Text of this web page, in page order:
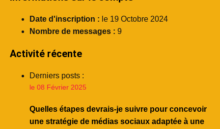
Date d'inscription : le 19 Octobre 2024
Nombre de messages : 9
Activité récente
Derniers posts :
le 08 Février 2025
Quelles étapes devrais-je suivre pour concevoir
une stratégie de médias sociaux adaptée à une